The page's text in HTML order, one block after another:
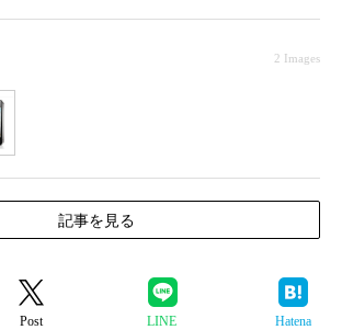
2 Images
記事を見る
Post LINE Hatena